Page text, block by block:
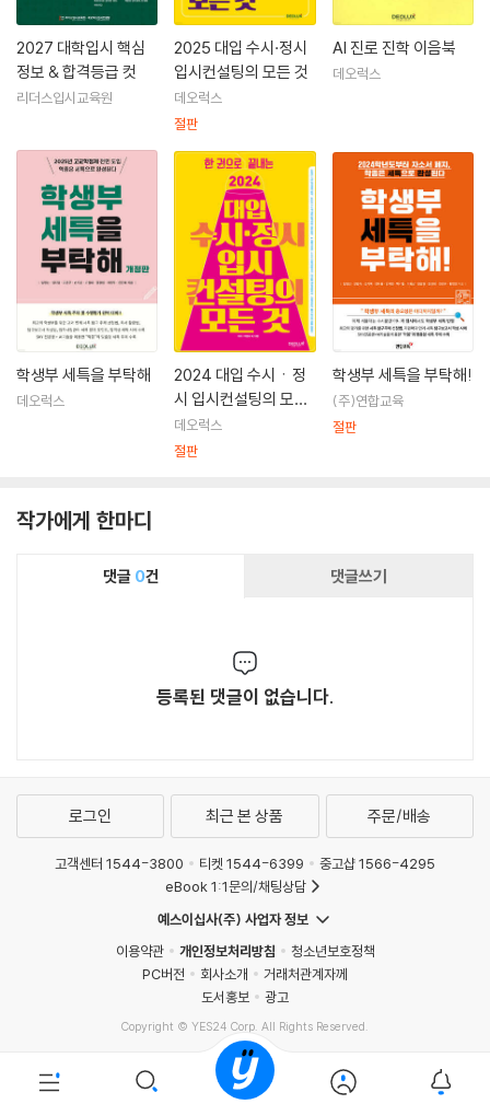
2027 대학입시 핵심
정보 & 합격등급 컷
리더스입시교육원
2025 대입 수시·정시
입시컨설팅의 모든 것
데오럭스
절판
AI 진로 진학 이음북
데오럭스
학생부 세특을 부탁해
데오럭스
2024 대입 수시ㆍ정
시 입시컨설팅의 모든
것
데오럭스
절판
학생부 세특을 부탁해!
(주)연합교육
절판
작가에게 한마디
댓글 0건 댓글쓰기
등록된 댓글이 없습니다.
로그인 최근 본 상품 주문/배송
고객센터 1544-3800 티켓 1544-6399
중고샵 1566-4295
eBook 1:1문의/채팅상담
예스이십사(주) 사업자 정보
이용약관
개인정보처리방침
청소년보호정책
PC버전
회사소개
거래처관계자께
도서홍보
광고
Copyright © YES24 Corp. All Rights Reserved.